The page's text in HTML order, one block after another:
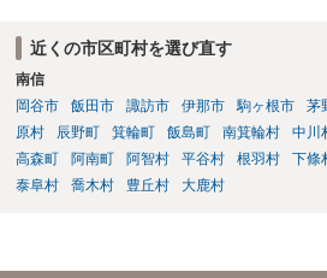
近くの市区町村を選び直す
南信
岡谷市
飯田市 諏訪市 伊那市 駒ヶ根市 茅
原村
辰野町 箕輪町 飯島町 南箕輪村 中川
高森町
阿南町 阿智村 平谷村 根羽村 下條
泰阜村
喬木村 豊丘村 大鹿村